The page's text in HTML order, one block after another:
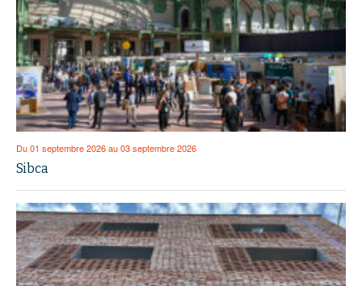
Du 01 septembre 2026 au 03 septembre 2026
Sibca